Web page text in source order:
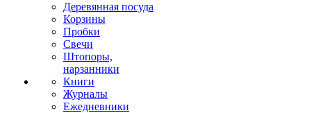
Деревянная посуда
Корзины
Пробки
Свечи
Штопоры,
нарзанники
Книги
Журналы
Ежедневники